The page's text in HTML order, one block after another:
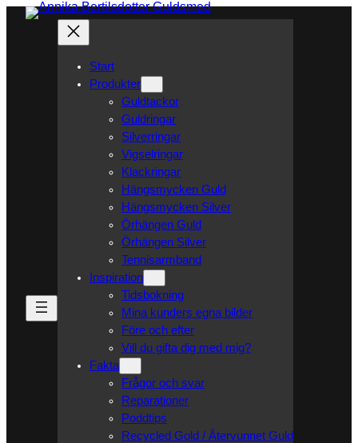
Hoppa
Start
Produkter
Guldtackor
Guldringar
Silverringar
Vigselringar
Klackringar
Hängsmycken Guld
Hängsmycken Silver
Örhängen Guld
Örhängen Silver
Tennisarmband
Inspiration
Tidsbokning
Mina kunders egna bilder
Före och efter
Vill du gifta dig med mig?
Fakta
Frågor och svar
Reparationer
Poddtips
Recycled Gold / Återvunnet Guld